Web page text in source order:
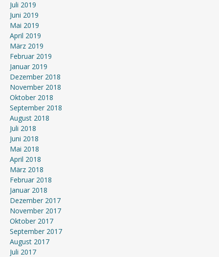
Juli 2019
Juni 2019
Mai 2019
April 2019
März 2019
Februar 2019
Januar 2019
Dezember 2018
November 2018
Oktober 2018
September 2018
August 2018
Juli 2018
Juni 2018
Mai 2018
April 2018
März 2018
Februar 2018
Januar 2018
Dezember 2017
November 2017
Oktober 2017
September 2017
August 2017
Juli 2017